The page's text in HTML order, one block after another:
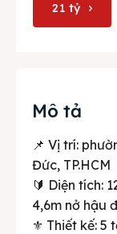
21 tỷ
Mô tả
📌 Vị trí:
Đức, TP.HCM
🔰 Diện tích:
4,6m nở hậu
⚜️ Thiết kế: 5